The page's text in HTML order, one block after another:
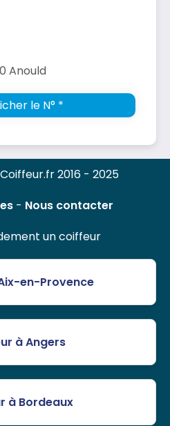
Anould
le N° *
2016 - 2025
- Nous contacter
un coiffeur
en-Provence
à Angers
à Bordeaux